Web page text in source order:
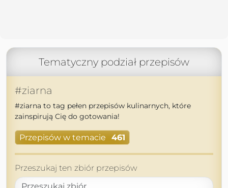
Tematyczny podział przepisów
#ziarna
#ziarna to tag pełen przepisów kulinarnych, które
zainspirują Cię do gotowania!
Przepisów w temacie 461
Przeszukaj ten zbiór przepisów